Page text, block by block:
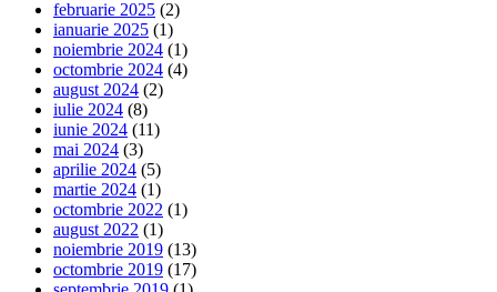
februarie 2025 (2)
ianuarie 2025 (1)
noiembrie 2024 (1)
octombrie 2024 (4)
august 2024 (2)
iulie 2024 (8)
iunie 2024 (11)
mai 2024 (3)
aprilie 2024 (5)
martie 2024 (1)
octombrie 2022 (1)
august 2022 (1)
noiembrie 2019 (13)
octombrie 2019 (17)